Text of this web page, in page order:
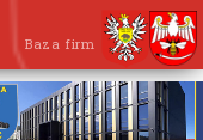
Baza firm